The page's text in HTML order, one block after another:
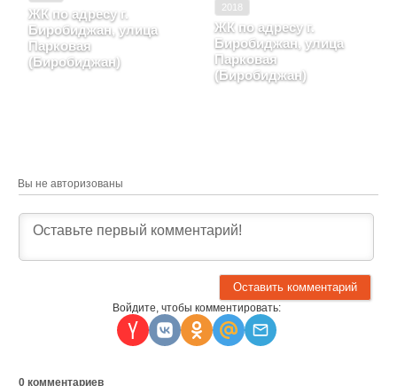
ЖК по адресу г.
Биробиджан, улица
Парковая
(Биробиджан)
2018
ЖК по адресу г.
Биробиджан, улица
Парковая
(Биробиджан)
Вы не авторизованы
Войдите, чтобы комментировать:
0 комментариев